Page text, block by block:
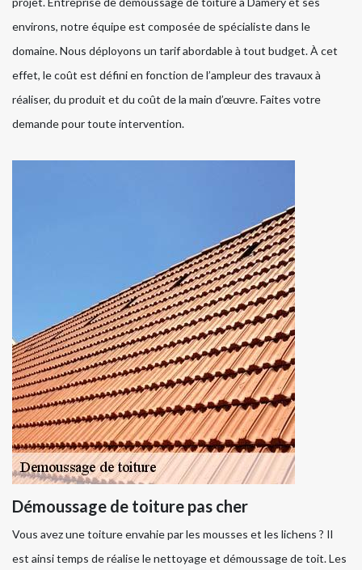
environs, notre équipe est composée de spécialiste dans le
domaine. Nous déployons un tarif abordable à tout budget. À cet
effet, le coût est défini en fonction de l’ampleur des travaux à
réaliser, du produit et du coût de la main d’œuvre. Faites votre
demande pour toute intervention.
Démoussage de toiture pas cher
Vous avez une toiture envahie par les mousses et les lichens ? Il
est ainsi temps de réalise le nettoyage et démoussage de toit. Les